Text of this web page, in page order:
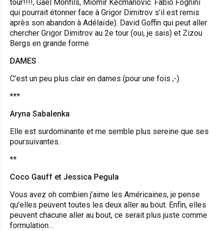
tour!!!!, Gael Monfils, Miomir Kecmanovic. Fabio Fognini
qui pourrait étonner face à Grigor Dimitrov s’il est remis
après son abandon à Adélaïde). David Goffin qui peut aller
chercher Grigor Dimitrov au 2e tour (oui, je sais) et Zizou
Bergs en grande forme.
DAMES
C’est un peu plus clair en dames (pour une fois ;-).
***
Aryna Sabalenka
Elle est surdominante et me semble plus sereine que ses
poursuivantes.
**
Coco Gauff et Jessica Pegula
Vous avez oh combien j’aime les Américaines, je pense
qu’elles peuvent toutes les deux aller au bout. Enfin, elles
peuvent chacune aller au bout, ce serait plus juste comme
formulation…